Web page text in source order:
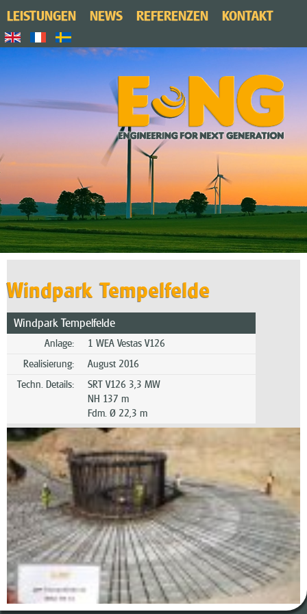
LEISTUNGEN NEWS REFERENZEN KONTAKT
Windpark Tempelfelde
Windpark Tempelfelde
Anlage:
1 WEA Vestas V126
Realisierung:
August 2016
Techn. Details:
SRT V126 3,3 MW
NH 137 m
Fdm. Ø 22,3 m